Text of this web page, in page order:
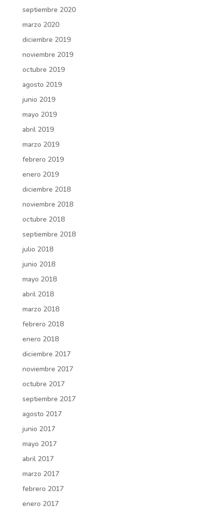
septiembre 2020
marzo 2020
diciembre 2019
noviembre 2019
octubre 2019
agosto 2019
junio 2019
mayo 2019
abril 2019
marzo 2019
febrero 2019
enero 2019
diciembre 2018
noviembre 2018
octubre 2018
septiembre 2018
julio 2018
junio 2018
mayo 2018
abril 2018
marzo 2018
febrero 2018
enero 2018
diciembre 2017
noviembre 2017
octubre 2017
septiembre 2017
agosto 2017
junio 2017
mayo 2017
abril 2017
marzo 2017
febrero 2017
enero 2017